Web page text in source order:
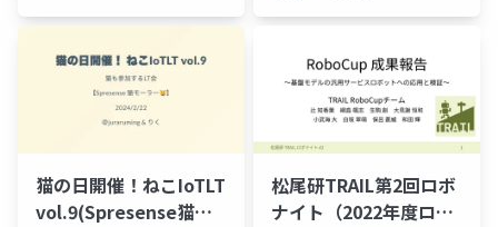
猫の日開催！ねこIoTLT
vol.9(Spresense猫モ
松尾研TRAIL第2回ロボ
ナイト（2022年度ロボ